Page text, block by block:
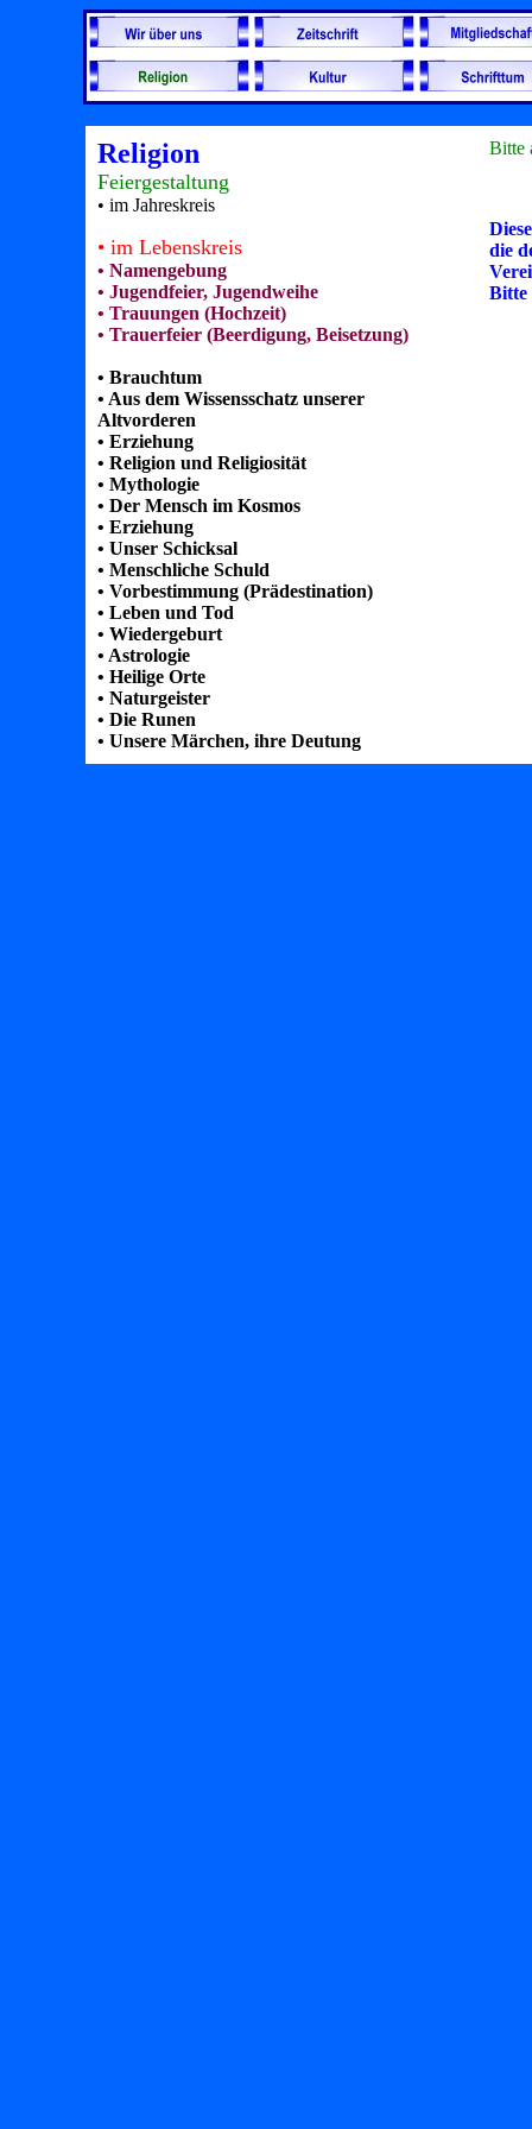
Religion
Feiergestaltung
• im Jahreskreis
• im Lebenskreis
• Namengebung
• Jugendfeier, Jugendweihe
• Trauungen (Hochzeit)
• Trauerfeier (Beerdigung, Beisetzung)
• Brauchtum
• Aus dem Wissensschatz unserer
Altvorderen
• Erziehung
• Religion und Religiosität
• Mythologie
• Der Mensch im Kosmos
• Erziehung
• Unser Schicksal
• Menschliche Schuld
• Vorbestimmung (Prädestination)
• Leben und Tod
• Wiedergeburt
• Astrologie
• Heilige Orte
• Naturgeister
• Die Runen
• Unsere Märchen, ihre Deutung
Bitte
die
Bitte